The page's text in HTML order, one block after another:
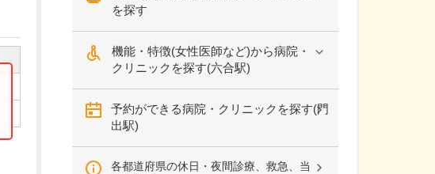
を探す
機能・特徴(女性医師など)から病院・
クリニックを探す(六合駅)
予約ができる病院・クリニックを探す(門
出駅)
各都道府県の休日・夜間診療、救急、当